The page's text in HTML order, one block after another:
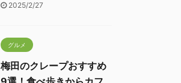
2025/2/27
グルメ
梅田のクレープおすすめ